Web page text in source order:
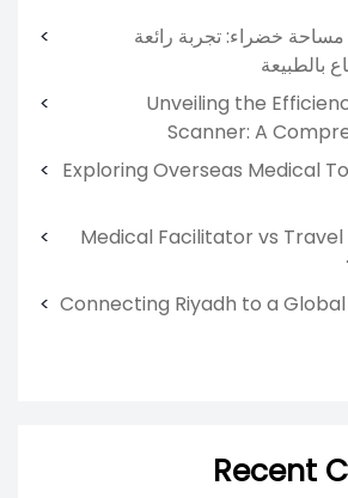
خضراء: تجربة رائعة
بالطبيعة
Unveiling the
Scanner: A
Exploring Overseas Medical
Medical Facilitator vs Travel
Connecting Riyadh to a
Recent